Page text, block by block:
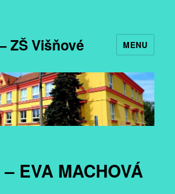
ZŠ Višňové MENU
EVA MACHOVÁ